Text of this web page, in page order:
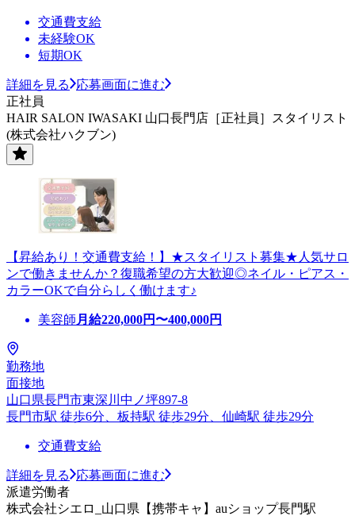
交通費支給
未経験OK
短期OK
詳細を見る
応募画面に進む
正社員
HAIR SALON IWASAKI 山口長門店［正社員］スタイリスト
(株式会社ハクブン)
【昇給あり！交通費支給！】★スタイリスト募集★人気サロ
ンで働きませんか？復職希望の方大歓迎◎ネイル・ピアス・
カラーOKで自分らしく働けます♪
美容師 月給220,000円〜400,000円
勤務地
面接地
山口県長門市東深川中ノ坪897-8
長門市駅 徒歩6分、板持駅 徒歩29分、仙崎駅 徒歩29分
交通費支給
詳細を見る
応募画面に進む
派遣労働者
株式会社シエロ_山口県【携帯キャ】auショップ長門駅